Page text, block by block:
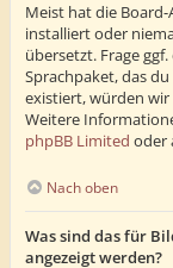
Meist hat die
installiert oder
übersetzt. Frage
Sprachpaket, das
existiert, würden
Weitere
phpBB Limited oder
Nach oben
Was sind das für
angezeigt werden?